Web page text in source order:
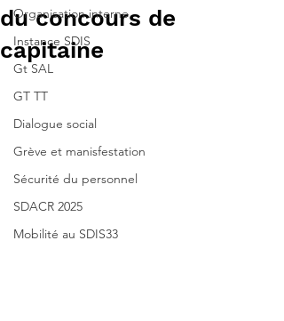
Organisation interne
Instance SDIS
Gt SAL
GT TT
Dialogue social
Grève et manisfestation
Sécurité du personnel
SDACR 2025
Mobilité au SDIS33
du concours de
capitaine